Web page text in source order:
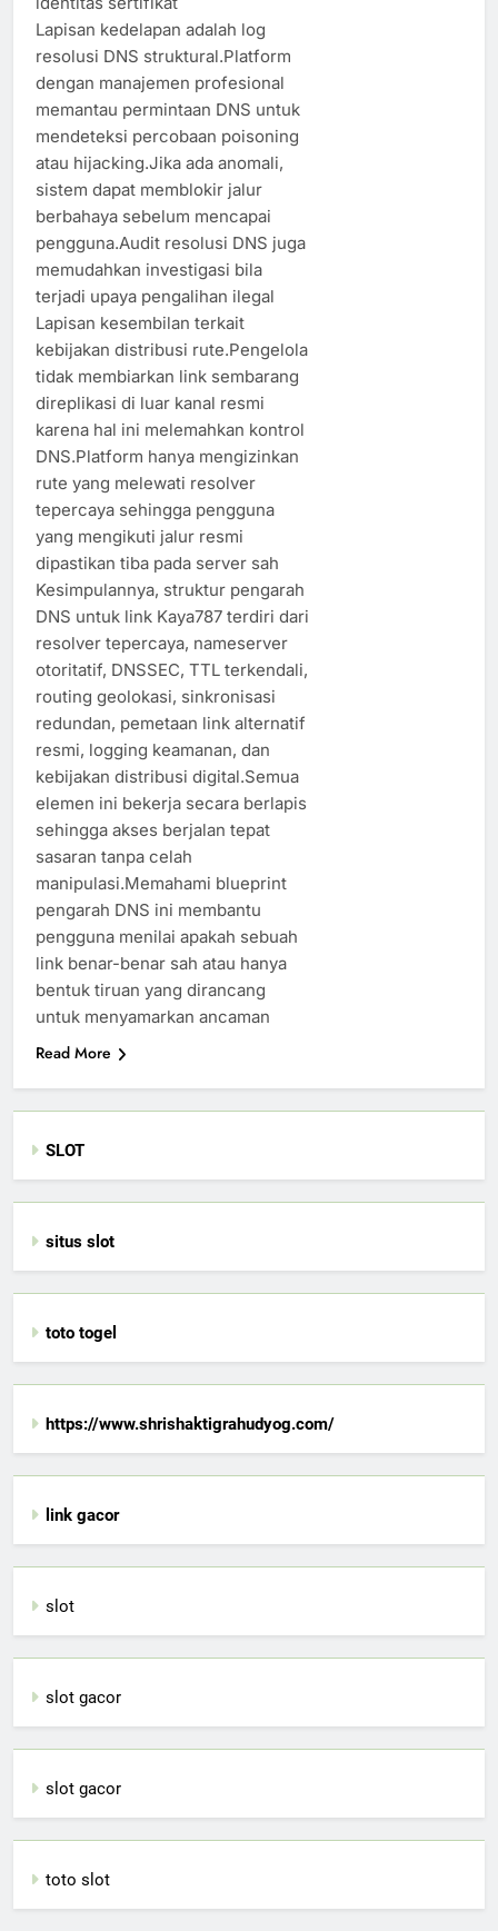
Lapisan kedelapan adalah log
resolusi DNS struktural.Platform
dengan manajemen profesional
memantau permintaan DNS untuk
mendeteksi percobaan poisoning
atau hijacking.Jika ada anomali,
sistem dapat memblokir jalur
berbahaya sebelum mencapai
pengguna.Audit resolusi DNS juga
memudahkan investigasi bila
terjadi upaya pengalihan ilegal
Lapisan kesembilan terkait
kebijakan distribusi rute.Pengelola
tidak membiarkan link sembarang
direplikasi di luar kanal resmi
karena hal ini melemahkan kontrol
DNS.Platform hanya mengizinkan
rute yang melewati resolver
tepercaya sehingga pengguna
yang mengikuti jalur resmi
dipastikan tiba pada server sah
Kesimpulannya, struktur pengarah
DNS untuk link Kaya787 terdiri dari
resolver tepercaya, nameserver
otoritatif, DNSSEC, TTL terkendali,
routing geolokasi, sinkronisasi
redundan, pemetaan link alternatif
resmi, logging keamanan, dan
kebijakan distribusi digital.Semua
elemen ini bekerja secara berlapis
sehingga akses berjalan tepat
sasaran tanpa celah
manipulasi.Memahami blueprint
pengarah DNS ini membantu
pengguna menilai apakah sebuah
link benar-benar sah atau hanya
bentuk tiruan yang dirancang
untuk menyamarkan ancaman
Read More
SLOT
situs slot
toto togel
https://www.shrishaktigrahudyog.com/
link gacor
slot
slot gacor
slot gacor
toto slot